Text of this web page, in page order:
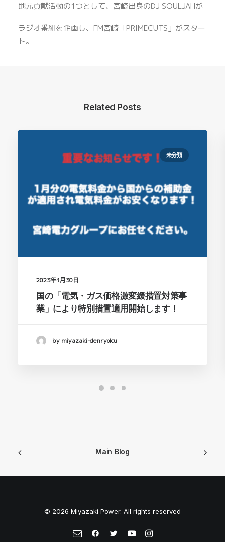
地元貢献活動の1つとして、宮崎出身のDJ SOULJAHが
ラジオ番組を企画し、FM宮崎「PRIMECUTS」がスター
ト。
Related Posts
未分類
2023年1月30日
国の「電気・ガス価格激変緩措置対策事
業」により特別措置適用開始します！
by miyazaki-denryoku
Main Blog
© 2026 Miyazaki Power. All rights reserved